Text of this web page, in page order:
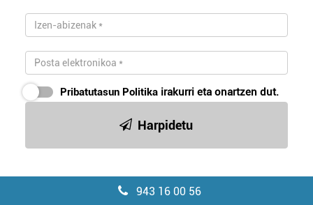
Pribatutasun Politika irakurri eta onartzen dut.
Harpidetu
943 16 00 56